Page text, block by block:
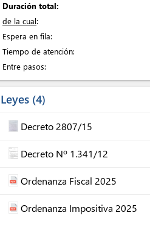
Duración total:
de la cual:
Espera en fila:
Tiempo de atención:
Entre pasos:
Leyes 4
Decreto 2807/15
Decreto Nº 1.341/12
Ordenanza Fiscal 2025
Ordenanza Impositiva 2025